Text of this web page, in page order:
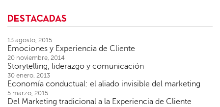
DESTACADAS
13 agosto, 2015
Emociones y Experiencia de Cliente
20 noviembre, 2014
Storytelling, liderazgo y comunicación
30 enero, 2013
Economía conductual: el aliado invisible del marketing
5 marzo, 2015
Del Marketing tradicional a la Experiencia de Cliente